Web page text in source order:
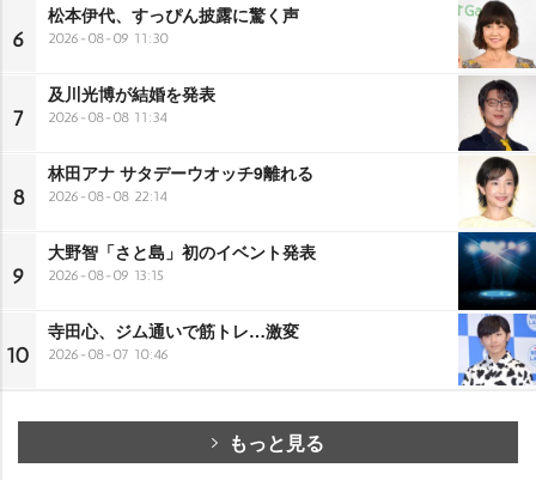
6
松本伊代、すっぴん披露に驚く声
2026-08-09 11:30
7
及川光博が結婚を発表
2026-08-08 11:34
8
林田アナ サタデーウオッチ9離れる
2026-08-08 22:14
9
大野智「さと島」初のイベント発表
2026-08-09 13:15
10
寺田心、ジム通いで筋トレ…激変
2026-08-07 10:46
もっと見る